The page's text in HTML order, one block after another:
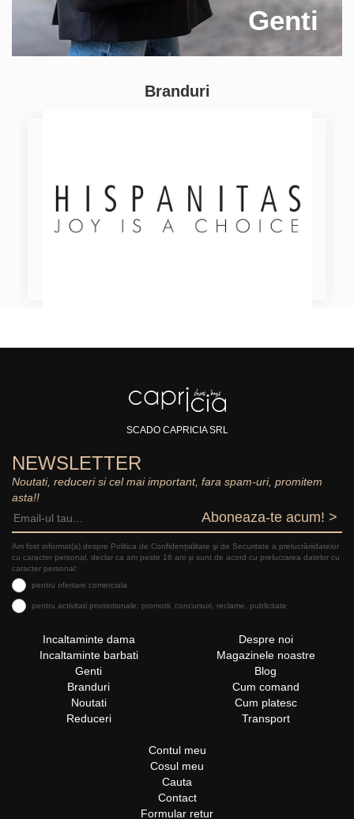
Genti
Branduri
SCADO CAPRICIA SRL
NEWSLETTER
Noutati, reduceri si cel mai important, fara spam-uri, promitem
asta!!
Aboneaza-te acum! >
Am fost informat(a) despre Politica de Confidențialitate şi de Securitate a prelucrăriidatelor
cu caracter personal, declar ca am peste 16 ani și sunt de acord cu prelucrarea datelor cu
caracter personal:
pentru ofertare comerciala
pentru activitati promotionale: promotii, concursuri, reclame, publicitate
Incaltaminte dama
Incaltaminte barbati
Genti
Branduri
Noutati
Reduceri
Despre noi
Magazinele noastre
Blog
Cum comand
Cum platesc
Transport
Contul meu
Cosul meu
Cauta
Contact
Formular retur